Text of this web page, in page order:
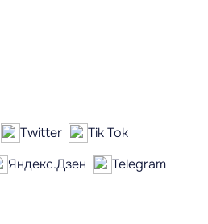
Twitter
Tik Tok
Яндекс.Дзен
Telegram